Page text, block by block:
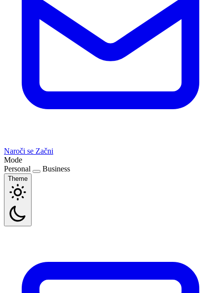
Naroči se Začni
Mode
Personal
Business
Theme